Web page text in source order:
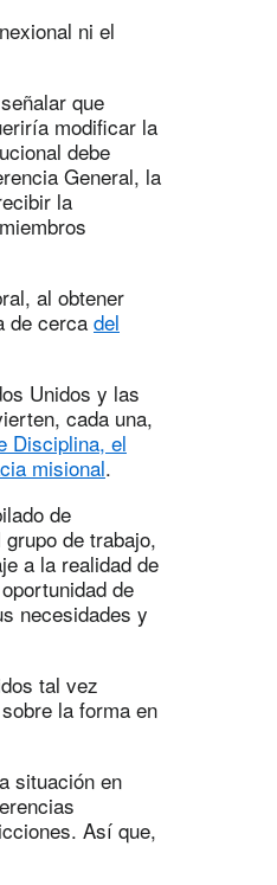
ni el
que
modificar la
debe
General, la
la
al obtener
de cercadel
Unidos y las
cada una,
Disciplina, el
misional.
de
de trabajo,
a la realidad de
de
necesidades y
tal vez
la forma en
situación en
Así que,